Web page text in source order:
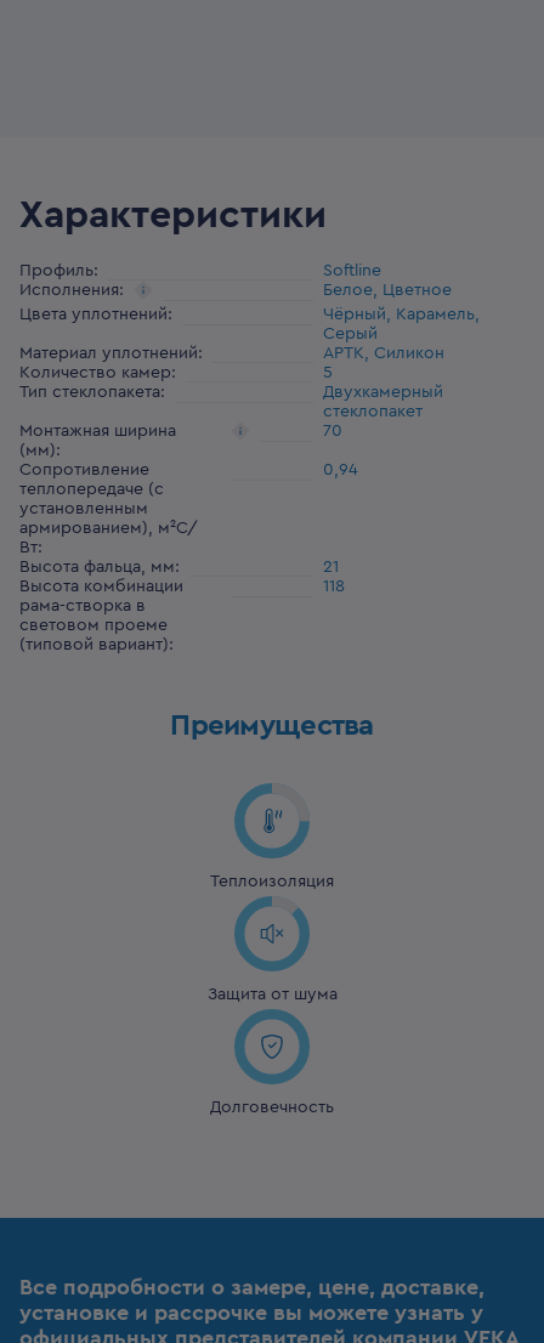
Характеристики
Профиль:
Softline
Исполнения:
Белое, Цветное
Цвета уплотнений:
Чёрный, Карамель,
Серый
Материал уплотнений:
АРТК, Силикон
Количество камер:
5
Тип стеклопакета:
Двухкамерный
стеклопакет
Монтажная ширина
(мм):
70
Сопротивление
теплопередаче (с
установленным
армированием), м²С/
Вт:
0,94
Высота фальца, мм:
21
Высота комбинации
рама-створка в
световом проеме
(типовой вариант):
118
Преимущества
Теплоизоляция
Защита от шума
Долговечность
Все подробности о замере, цене, доставке,
установке и рассрочке вы можете узнать у
официальных представителей компании VEKA